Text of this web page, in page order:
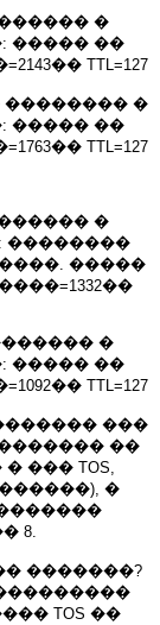
�
����� ��
TTL=127
�������� �
����� ��
TTL=127
�
��������
�����
�������� �
����� ��
TTL=127
���
��
��� TOS,
�
8.
�������?
TOS ��